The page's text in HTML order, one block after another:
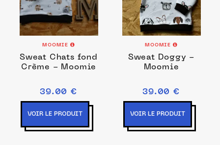
MOOMIE
Sweat Chats fond
Crème - Moomie
39.00 €
VOIR LE PRODUIT
MOOMIE
Sweat Doggy -
Moomie
39.00 €
VOIR LE PRODUIT